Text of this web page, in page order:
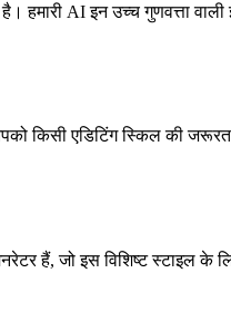
AI इन उच्च गुणवत्ता वाली
किसी एडिटिंग स्किल की जरूरत
हैं, जो इस विशिष्ट स्टाइल के